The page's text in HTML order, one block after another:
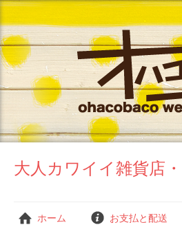
大人カワイイ雑貨店
ホーム お支払と配送